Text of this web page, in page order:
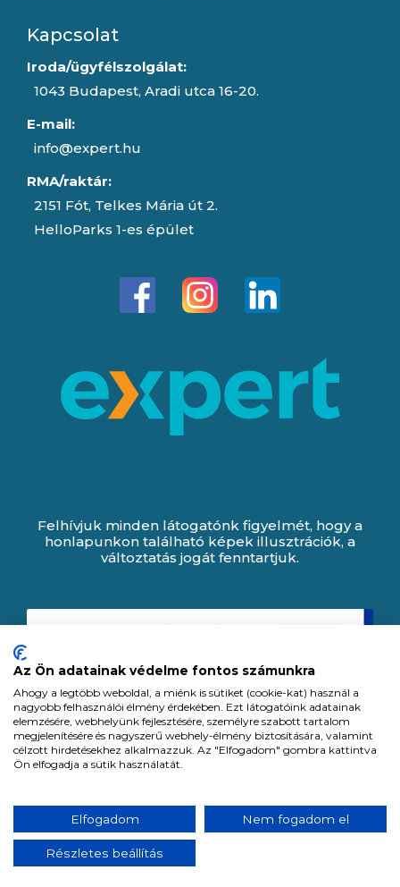
Kapcsolat
Iroda/ügyfélszolgálat:
1043 Budapest, Aradi utca 16-20.
E-mail:
info@expert.hu
RMA/raktár:
2151 Fót, Telkes Mária út 2.
HelloParks 1-es épület
Felhívjuk minden látogatónk figyelmét, hogy a
honlapunkon található képek illusztrációk, a
változtatás jogát fenntartjuk.
Minden jog fenntartva. All rights reserved.
Tervezte és készítette:
Vision-Software, az Octopus 8 ERP forgalmazója.
Az Ön adatainak védelme fontos számunkra
Ahogy a legtöbb weboldal, a miénk is sütiket (cookie-kat) használ a
nagyobb felhasználói élmény érdekében. Ezt látogatóink adatainak
elemzésére, webhelyünk fejlesztésére, személyre szabott tartalom
megjelenítésére és nagyszerű webhely-élmény biztosítására, valamint
célzott hirdetésekhez alkalmazzuk. Az "Elfogadom" gombra kattintva
Ön elfogadja a sütik használatát.
Elfogadom Nem fogadom el
Részletes beállítás